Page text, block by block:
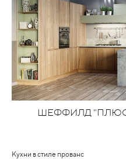
ШЕФФИЛД "ПЛЮС"
Кухни в стиле прованс